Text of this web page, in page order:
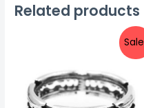
Related products